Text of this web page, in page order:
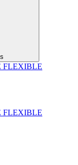
FLEXIBLE
FLEXIBLE